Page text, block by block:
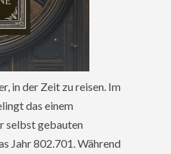
in der Zeit zu reisen. Im
das einem
selbst gebauten
Jahr 802.701. Während